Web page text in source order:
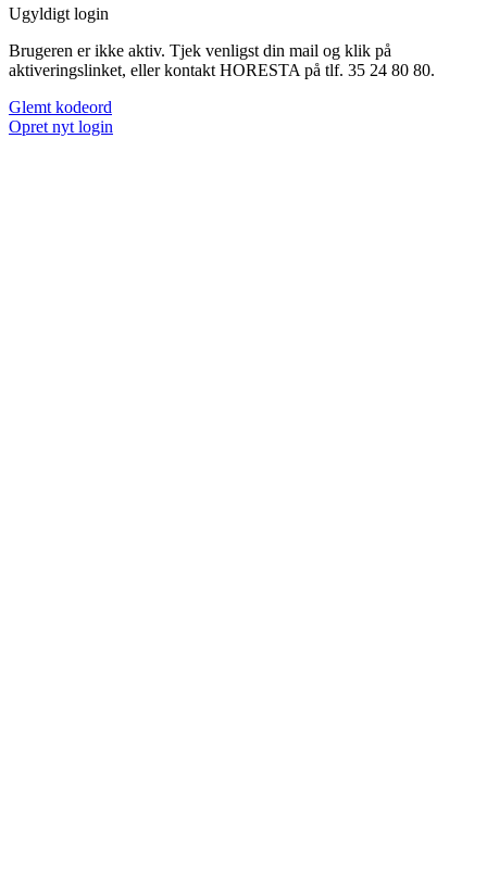
Ugyldigt login
Brugeren er ikke aktiv. Tjek venligst din mail og klik på
aktiveringslinket, eller kontakt HORESTA på tlf. 35 24 80 80.
Glemt kodeord
Opret nyt login